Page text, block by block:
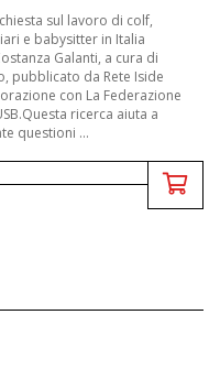
sul lavoro di colf,
e babysitter in Italia
Galanti, a cura di
pubblicato da Rete Iside
con La Federazione
ricerca aiuta a
questioni ...